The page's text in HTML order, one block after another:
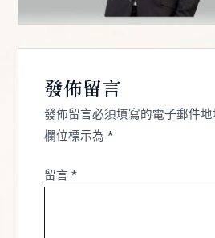
發佈留言
發佈留言必須填寫的電子郵件地
欄位標示為 *
留言 *